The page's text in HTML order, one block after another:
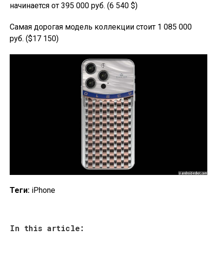
начинается от 395 000 руб. (6 540 $)
Самая дорогая модель коллекции стоит 1 085 000
руб. ($17 150)
Теги: iPhone
In this article: